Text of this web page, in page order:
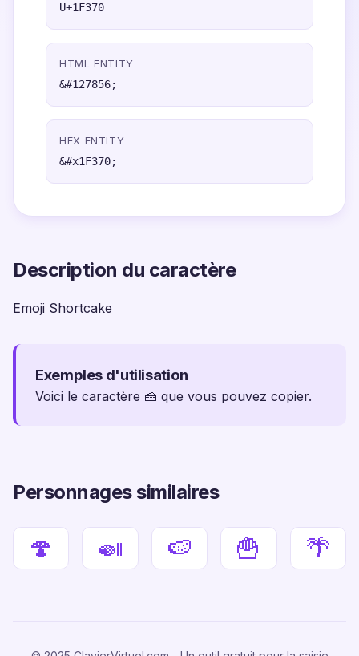
U+1F370
HTML ENTITY
&#127856;
HEX ENTITY
&#x1F370;
Description du caractère
Emoji Shortcake
Exemples d'utilisation
Voici le caractère 🍰 que vous pouvez copier.
Personnages similaires
🍄 🍛 🍉 🍟 🌴